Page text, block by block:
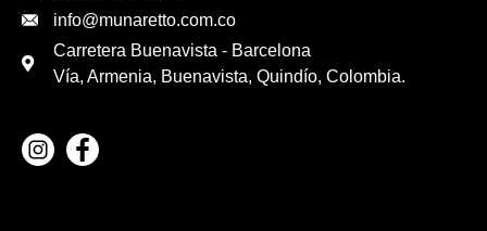
info@munaretto.com.co
Carretera Buenavista - Barcelona
Vía, Armenia, Buenavista, Quindío, Colombia.